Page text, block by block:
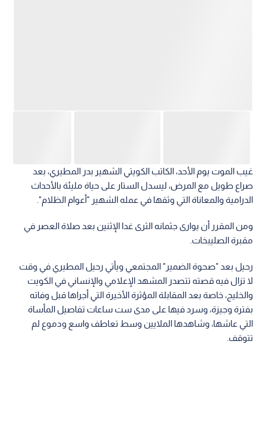
حين تم توقيفه قبيل حفل زفافه بأيام معدودة، ليجد نفسه متهما